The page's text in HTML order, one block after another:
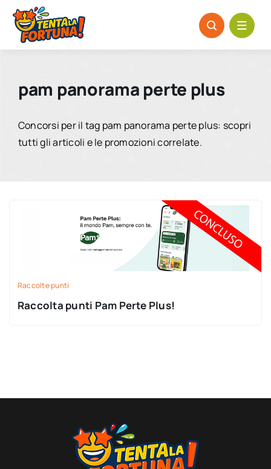
Salta
contenuto
pam panorama perte plus
Concorsi per il tag pam panorama perte plus: scopri
tutti gli articoli e le promozioni correlate.
Raccolte punti
Raccolta punti Pam Perte Plus!